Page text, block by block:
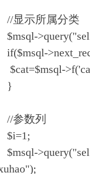
//显示所属分类
$msql-
if($msql-
$cat=$msql-
}
//参数列
$i=1;
$msql-